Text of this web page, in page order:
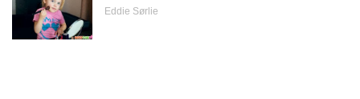
Eddie Sørlie